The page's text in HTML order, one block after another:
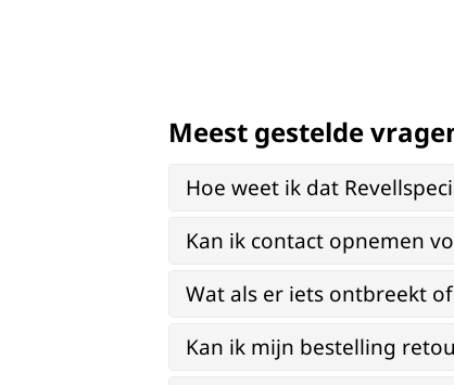
Meest gestelde
Hoe weet ik dat
Kan ik contact opnemen
Wat als er iets ontbreekt
Kan ik mijn bestelling